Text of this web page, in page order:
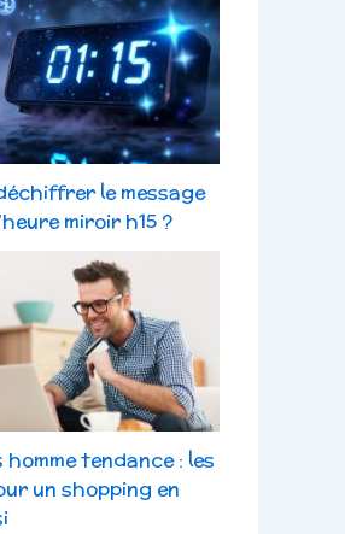
le message
miroir h15 ?
tendance : les
un shopping en